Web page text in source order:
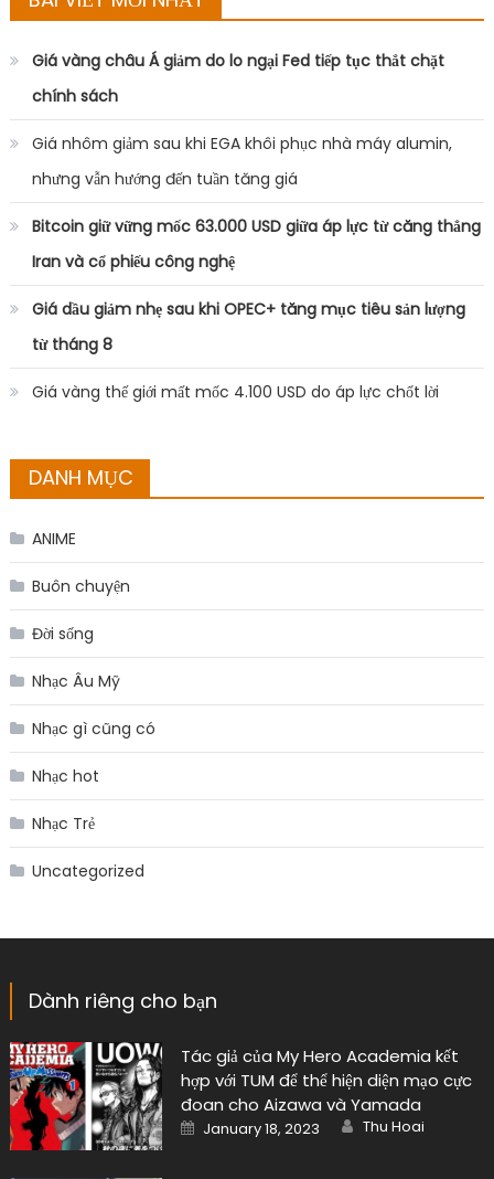
Giá vàng châu Á giảm do lo ngại Fed tiếp tục thắt chặt
chính sách
Giá nhôm giảm sau khi EGA khôi phục nhà máy alumin,
nhưng vẫn hướng đến tuần tăng giá
Bitcoin giữ vững mốc 63.000 USD giữa áp lực từ căng thẳng
Iran và cổ phiếu công nghệ
Giá dầu giảm nhẹ sau khi OPEC+ tăng mục tiêu sản lượng
từ tháng 8
Giá vàng thế giới mất mốc 4.100 USD do áp lực chốt lời
DANH MỤC
ANIME
Buôn chuyện
Đời sống
Nhạc Âu Mỹ
Nhạc gì cũng có
Nhạc hot
Nhạc Trẻ
Uncategorized
Dành riêng cho bạn
Tác giả của My Hero Academia kết
hợp với TUM để thể hiện diện mạo cực
đoan cho Aizawa và Yamada
Posted
on
January 18, 2023 Author
Thu Hoai